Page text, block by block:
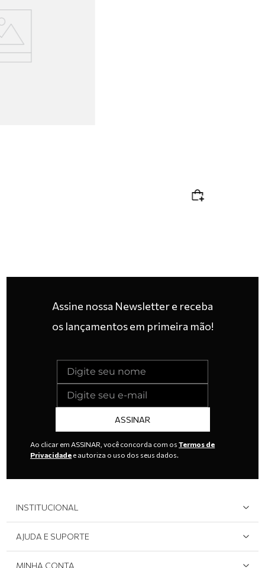
Assine nossa Newsletter e receba
os lançamentos em primeira mão!
ASSINAR
Ao clicar em ASSINAR, você concorda com osTermos de
Privacidade e autoriza o uso dos seus dados.
INSTITUCIONAL
Área do Lojista
AJUDA E SUPORTE
MINHA CONTA